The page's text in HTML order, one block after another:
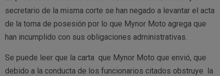
secretario de la misma corte se han negado a levantar el acta
de la toma de posesión por lo que Mynor Moto agrega que
han incumplido con sus obligaciones administrativas.
Se puede leer que la carta que Mynor Moto que envió, que
debido a la conducta de los funcionarios citados obstruye la